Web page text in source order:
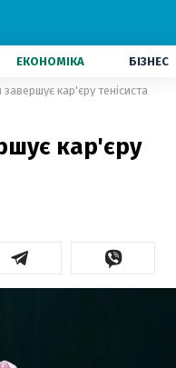
ЕКОНОМІКА БІЗНЕС
кар'єру тенісиста
кар'єру